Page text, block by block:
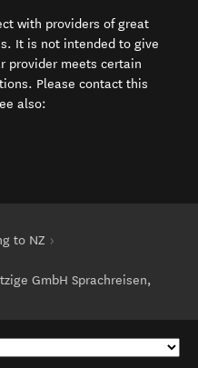
with providers of great
It is not intended to give
provider meets certain
Please contact this
also:
in new window)
to NZ
GmbH Sprachreisen,